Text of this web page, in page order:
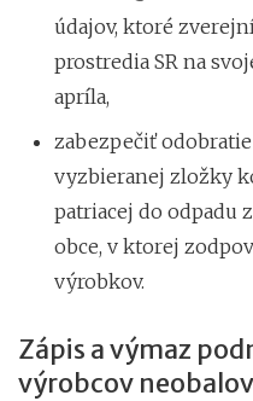
údajov, ktoré
prostredia SR na
apríla,
zabezpečiť
vyzbieranej zložky
patriacej do odpadu
obce, v ktorej
výrobkov.
Zápis a výmaz
výrobcov